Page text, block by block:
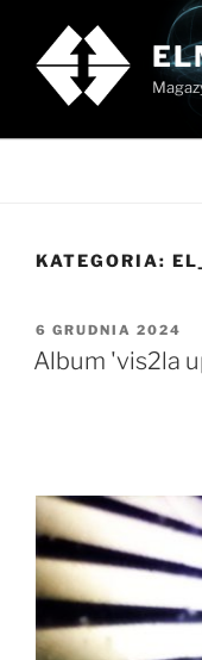
treści
KATEGORIA:
OPUBLIKOWANE
W
6 GRUDNIA 2024
Album 'vis2la